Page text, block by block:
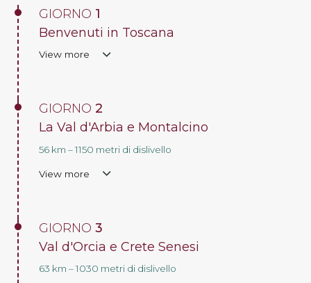
GIORNO 1
Benvenuti in Toscana
View more
GIORNO2
La Val d'Arbia e Montalcino
56 km – 1150 metri di dislivello
View more
GIORNO3
Val d'Orcia e Crete Senesi
63 km – 1030 metri di dislivello